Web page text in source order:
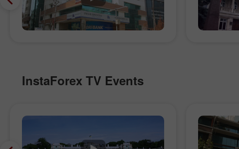
InstaForex TV Events